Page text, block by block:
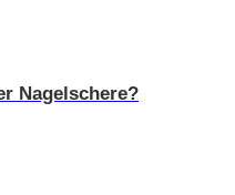
Nagelschere?